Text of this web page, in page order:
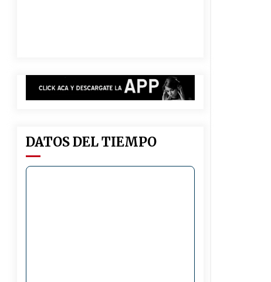
Brinkmann: Falleció el hombre que
permanecía internado tras un
DATOS DEL TIEMPO